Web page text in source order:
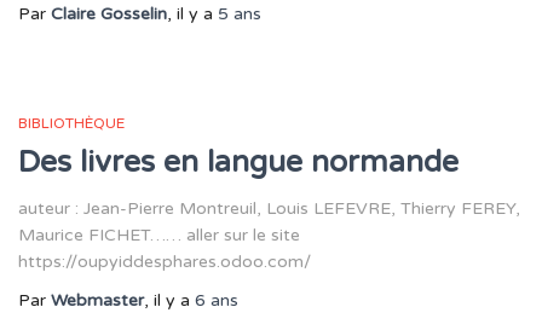
Par Claire Gosselin, il y a 5 ans
BIBLIOTHÈQUE
Des livres en langue normande
auteur : Jean-Pierre Montreuil, Louis LEFEVRE, Thierry FEREY,
Maurice FICHET…… aller sur le site
https://oupyiddesphares.odoo.com/
Par Webmaster, il y a 6 ans